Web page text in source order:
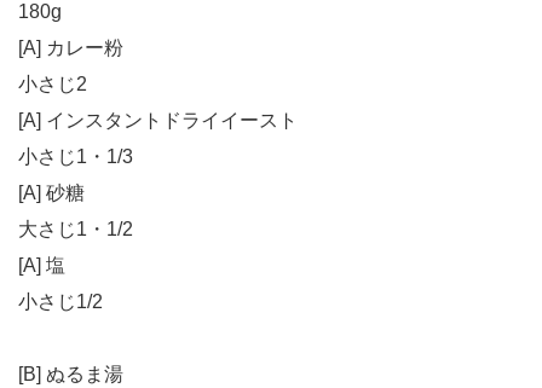
180g
[A] カレー粉
小さじ2
[A] インスタントドライイースト
小さじ1・1/3
[A] 砂糖
大さじ1・1/2
[A] 塩
小さじ1/2
[B] ぬるま湯